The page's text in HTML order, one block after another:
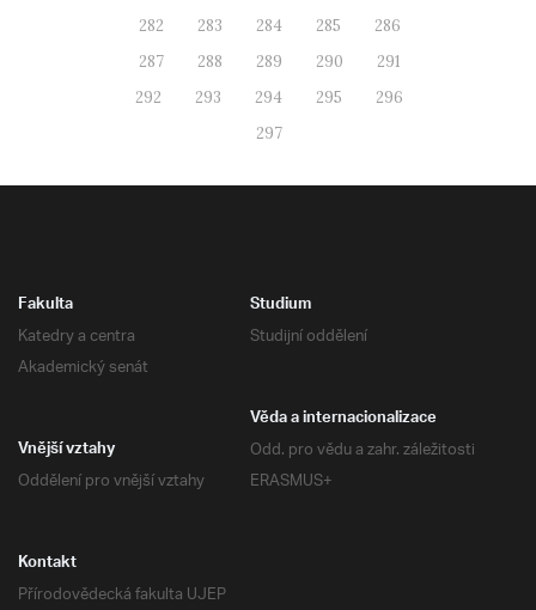
282
283 284 285
286
287
288 289 290
291
292
293 294 295
296
297
Fakulta
Katedry a centra
Akademický senát
Studium
Studijní oddělení
Věda a internacionalizace
Odd. pro vědu a zahr. záležitosti
ERASMUS+
Vnější vztahy
Oddělení pro vnější vztahy
Kontakt
Přírodovědecká fakulta UJEP